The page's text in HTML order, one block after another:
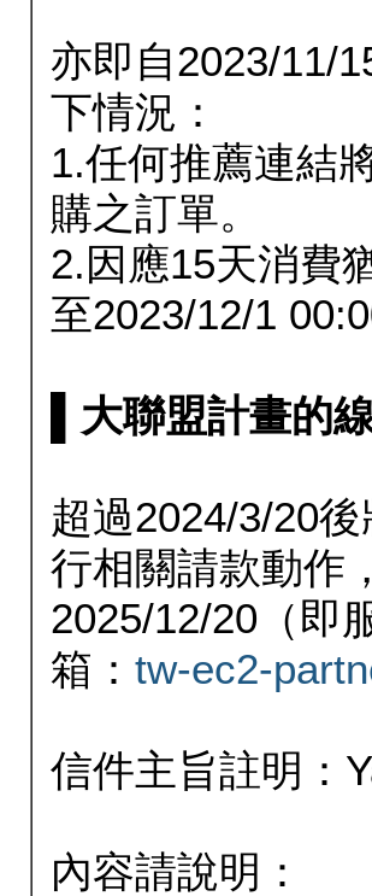
亦即自2023/11/
下情況：
1.任何推薦連結
購之訂單。
2.因應15天消費
至2023/12/1
▌大聯盟計畫的
超過2024/3/20
行相關請款動作
2025/12/20（即
箱： tw-ec2-
信件主旨註明：
內容請說明：